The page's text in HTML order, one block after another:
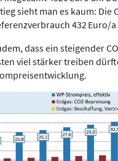
sieht man es kaum: Die
432 Euro/
dass ein steigender CO
viel stärker treiben